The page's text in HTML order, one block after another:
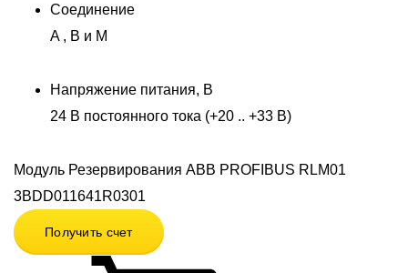
Соединение
A , B и M
Напряжение питания, В
24 В постоянного тока (+20 .. +33 В)
Модуль Резервирования ABB PROFIBUS RLM01
3BDD011641R0301
Получить счет